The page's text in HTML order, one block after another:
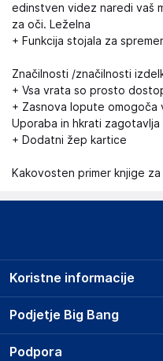
edinstven videz naredi vaš
za oči. Leželna
+ Funkcija stojala za
Značilnosti /značilnosti
+ Vsa vrata so prosto
+ Zasnova lopute
Uporaba in hkrati
+ Dodatni žep kartice
Kakovosten primer knjige
Podjetje Big Bang
O podjetju
Koristne informacije
Prodajna mesta
Storitve
Podpora